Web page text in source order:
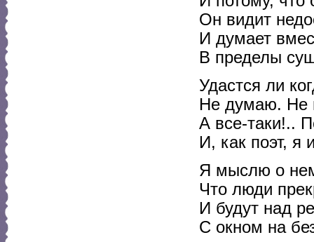
Он видит
И думает
В пределы
Удастся ли
Не думаю. Не
А все-таки!..
И, как поэт, я
Я мыслю о
Что люди
И будут над
С окном на